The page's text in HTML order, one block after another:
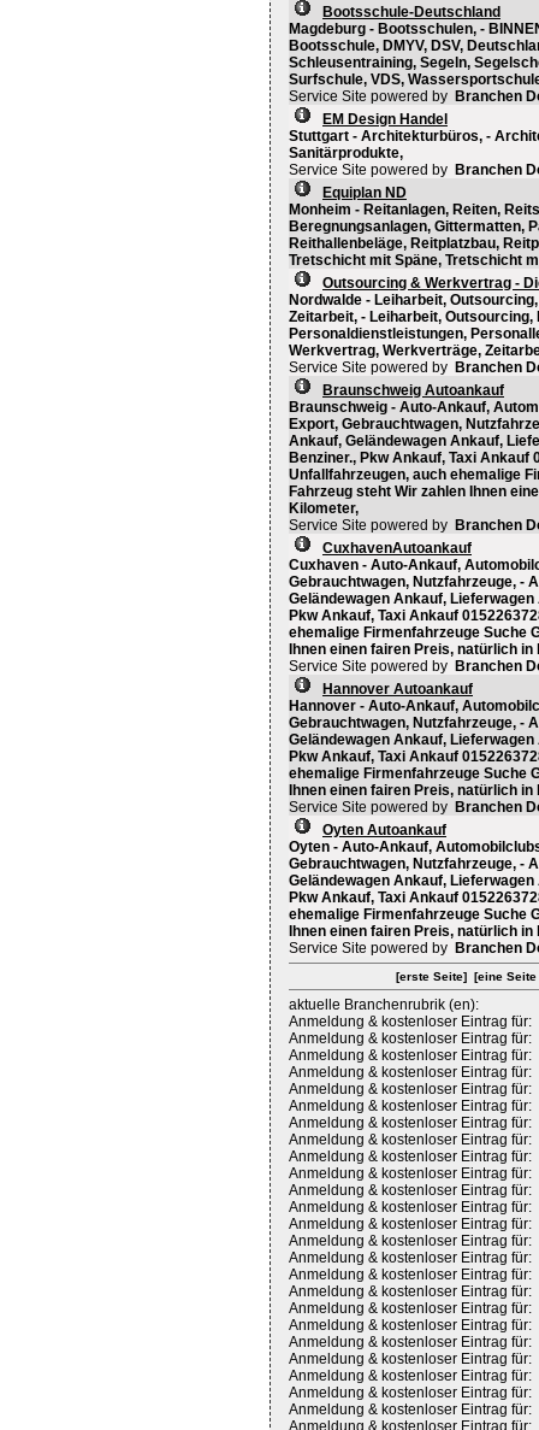
Bootsschule-Deutschland
Magdeburg - Bootsschulen, -
Bootsschule, DMYV, DSV,
Schleusentraining, Segeln,
Surfschule, VDS,
Service Site powered by Branchen
EM Design Handel
Stuttgart - Architekturbüros, -
Sanitärprodukte,
Service Site powered by Branchen
Equiplan ND
Monheim - Reitanlagen, Reiten,
Beregnungsanlagen, Gittermatten,
Reithallenbeläge, Reitplatzbau,
Tretschicht mit Späne, Tretschicht
Outsourcing & Werkvertrag -
Nordwalde - Leiharbeit,
Zeitarbeit, - Leiharbeit,
Personaldienstleistungen,
Werkvertrag, Werkverträge,
Service Site powered by Branchen
Braunschweig Autoankauf
Braunschweig - Auto-Ankauf,
Export, Gebrauchtwagen,
Ankauf, Geländewagen Ankauf,
Benziner., Pkw Ankauf, Taxi Ankauf
Unfallfahrzeugen, auch ehemalige
Fahrzeug steht Wir zahlen Ihnen
Kilometer,
Service Site powered by Branchen
CuxhavenAutoankauf
Cuxhaven - Auto-Ankauf,
Gebrauchtwagen, Nutzfahrzeuge, -
Geländewagen Ankauf,
Pkw Ankauf, Taxi Ankauf
ehemalige Firmenfahrzeuge Suche
Ihnen einen fairen Preis, natürlich
Service Site powered by Branchen
Hannover Autoankauf
Hannover - Auto-Ankauf,
Gebrauchtwagen, Nutzfahrzeuge, -
Geländewagen Ankauf,
Pkw Ankauf, Taxi Ankauf
ehemalige Firmenfahrzeuge Suche
Ihnen einen fairen Preis, natürlich
Service Site powered by Branchen
Oyten Autoankauf
Oyten - Auto-Ankauf,
Gebrauchtwagen, Nutzfahrzeuge, -
Geländewagen Ankauf,
Pkw Ankauf, Taxi Ankauf
ehemalige Firmenfahrzeuge Suche
Ihnen einen fairen Preis, natürlich
Service Site powered by Branchen
[erste Seite] [eine
aktuelle Branchenrubrik (en):
Anmeldung & kostenloser Eintrag für:
Anmeldung & kostenloser Eintrag für:
Anmeldung & kostenloser Eintrag für:
Anmeldung & kostenloser Eintrag für:
Anmeldung & kostenloser Eintrag für:
Anmeldung & kostenloser Eintrag für:
Anmeldung & kostenloser Eintrag für:
Anmeldung & kostenloser Eintrag für:
Anmeldung & kostenloser Eintrag für:
Anmeldung & kostenloser Eintrag für:
Anmeldung & kostenloser Eintrag für:
Anmeldung & kostenloser Eintrag für:
Anmeldung & kostenloser Eintrag für:
Anmeldung & kostenloser Eintrag für:
Anmeldung & kostenloser Eintrag für:
Anmeldung & kostenloser Eintrag für:
Anmeldung & kostenloser Eintrag für:
Anmeldung & kostenloser Eintrag für:
Anmeldung & kostenloser Eintrag für:
Anmeldung & kostenloser Eintrag für:
Anmeldung & kostenloser Eintrag für:
Anmeldung & kostenloser Eintrag für:
Anmeldung & kostenloser Eintrag für:
Anmeldung & kostenloser Eintrag für: